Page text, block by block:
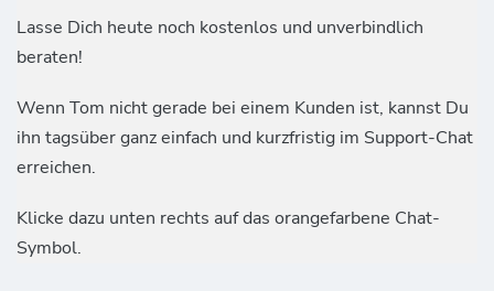
Lasse Dich heute noch kostenlos und unverbindlich
beraten!
Wenn Tom nicht gerade bei einem Kunden ist, kannst Du
ihn tagsüber ganz einfach und kurzfristig im Support-Chat
erreichen.
Klicke dazu unten rechts auf das orangefarbene Chat-
Symbol.